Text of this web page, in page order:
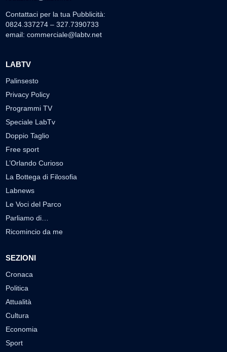
Contattaci per la tua Pubblicità:
0824.337274 – 327.7390733
email: commerciale@labtv.net
LABTV
Palinsesto
Privacy Policy
Programmi TV
Speciale LabTv
Doppio Taglio
Free sport
L’Orlando Curioso
La Bottega di Filosofia
Labnews
Le Voci del Parco
Parliamo di…
Ricomincio da me
SEZIONI
Cronaca
Politica
Attualità
Cultura
Economia
Sport